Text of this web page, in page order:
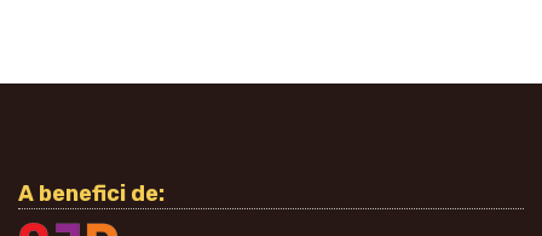
A benefici de: